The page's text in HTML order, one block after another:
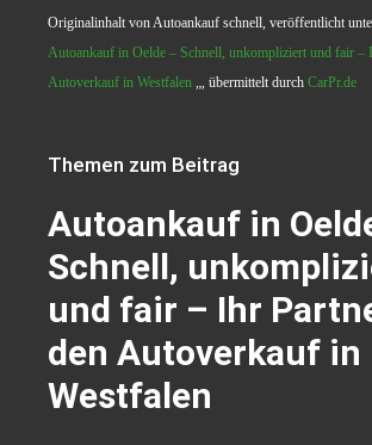
Originalinhalt von Autoankauf schnell, veröffentlicht
Autoankauf in Oelde – Schnell, unkompliziert und fair –
Autoverkauf in Westfalen „, übermittelt durch CarPr.de
Themen zum Beitrag
Autoankauf in
Schnell,
und fair – Ihr
den Autoverkauf in
Westfalen